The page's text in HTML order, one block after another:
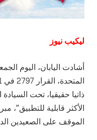
ليكيب نيوز
أشادت اليابان، اليوم
ذاتيا حقيقيا، تحت
الأكثر قابلية للتطبيق”،
الموقف على الصعيدين